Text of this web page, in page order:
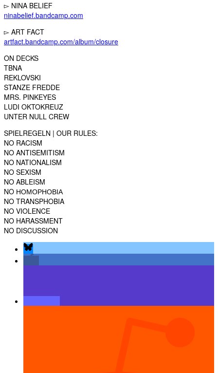
▻ NINA BELIEF
ninabelief.bandcamp.com
▻ ART FACT
artfact.bandcamp.com/album/closure
ON DECKS
TBNA
REKLOVSKI
STANZE FREDDE
MRS. PINKEYES
LUDI OKTOKREUZ
UNTER NULL CREW
SPIELREGELN | OUR RULES:
NO RACISM
NO ANTISEMITISM
NO NATIONALISM
NO SEXISM
NO ABLEISM
NO НОМОРНОВІА
NO TRANSPHOBIA
NO VIOLENCE
NO HARASSMENT
NO DISCUSSION